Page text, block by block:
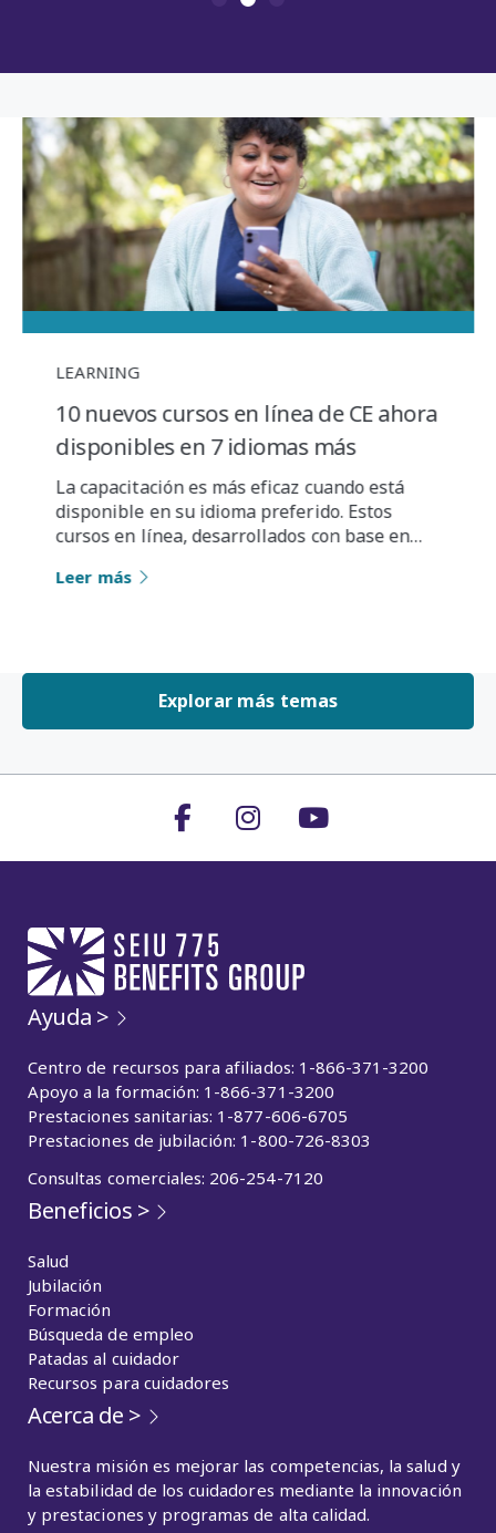
LEARNING
10 nuevos cursos en línea de CE ahora
disponibles en 7 idiomas más
La capacitación es más eficaz cuando está
disponible en su idioma preferido. Estos
cursos en línea, desarrollados con base en…
Leer más
Explorar más temas
Ayuda >
Centro de recursos para afiliados: 1-866-371-3200
Apoyo a la formación: 1-866-371-3200
Prestaciones sanitarias: 1-877-606-6705
Prestaciones de jubilación: 1-800-726-8303
Consultas comerciales: 206-254-7120
Beneficios >
Salud
Jubilación
Formación
Búsqueda de empleo
Patadas al cuidador
Recursos para cuidadores
Acerca de >
Nuestra misión es mejorar las competencias, la salud y
la estabilidad de los cuidadores mediante la innovación
y prestaciones y programas de alta calidad.